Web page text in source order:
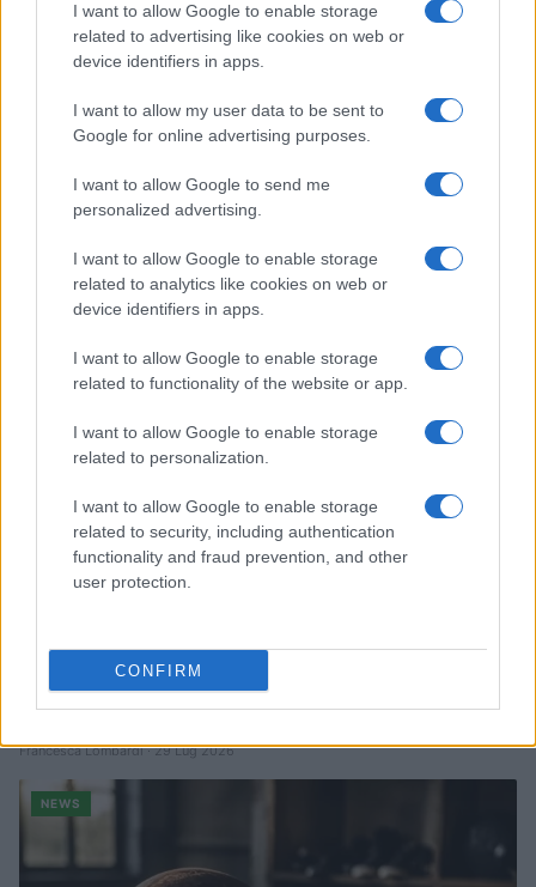
I want to allow Google to enable storage
related to advertising like cookies on web or
device identifiers in apps.
I want to allow my user data to be sent to
Google for online advertising purposes.
I want to allow Google to send me
personalized advertising.
I want to allow Google to enable storage
related to analytics like cookies on web or
device identifiers in apps.
I want to allow Google to enable storage
related to functionality of the website or app.
I want to allow Google to enable storage
related to personalization.
I want to allow Google to enable storage
related to security, including authentication
functionality and fraud prevention, and other
user protection.
CONFIRM
Continua a leggere
NEWS
CSI Bergamo: Tra Corsi, Eventi e Protezione dei Dati
Francesca Lombardi · 29 Lug 2026
NEWS